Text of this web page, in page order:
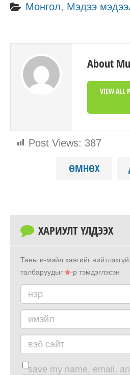
Post Views: 387
Монгол, Мэдээ
About
VIEW ALL
ӨМНӨХ
ХАРИУЛТ ҮЛДЭЭХ
Таны и-мэйл хаягийг нийтлэхгүй.
талбаруудыг
-р тэмдэглэсэн
нэр
имэйл
вэб сайт
save my name, email,